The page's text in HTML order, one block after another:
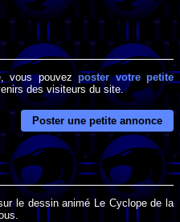
vous pouvezposter votre petite
des visiteurs du site.
Poster une petite annonce
le dessin animé Le Cyclope de la